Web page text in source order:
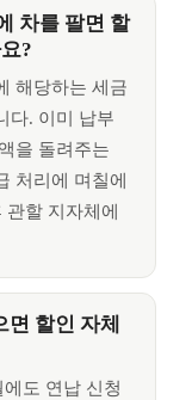
차를 팔면 할
?
해당하는 세금
다. 이미 납부
을 돌려주는
처리에 며칠에
할 지자체에
할인 자체
도 연납 신청